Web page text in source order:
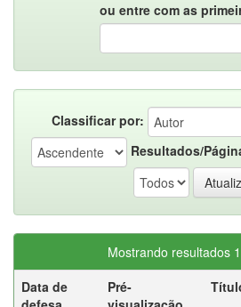
ou entre com as
Classificar por:
Resultados/
Mostrando resultados
Data de
Pré-